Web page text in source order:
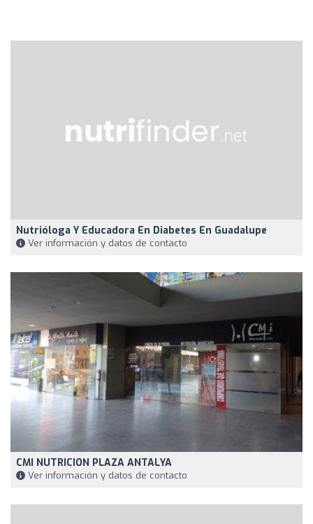
Nutrióloga Y Educadora En Diabetes En Guadalupe
Ver información y datos de contacto
CMI NUTRICION PLAZA ANTALYA
Ver información y datos de contacto